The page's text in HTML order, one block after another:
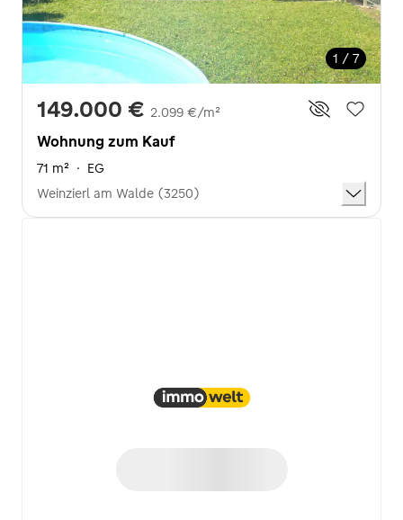
1 / 7
149.000 € 2.099 €/m²
Wohnung zum Kauf
71 m² · EG
Weinzierl am Walde (3250)